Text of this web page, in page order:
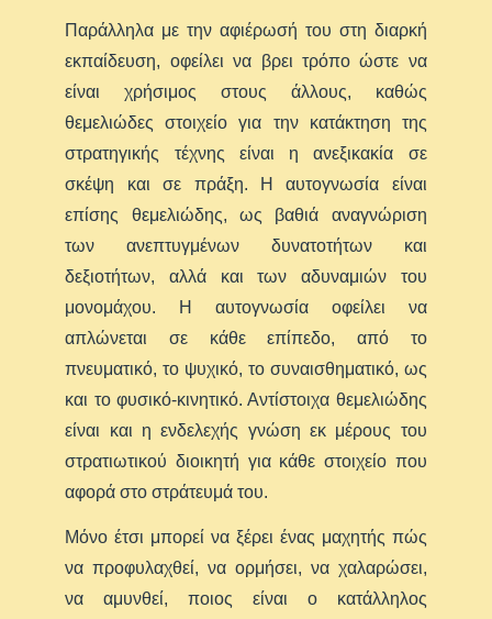
Παράλληλα με την αφιέρωσή του στη διαρκή
εκπαίδευση, οφείλει να βρει τρόπο ώστε να
είναι χρήσιμος στους άλλους, καθώς
θεμελιώδες στοιχείο για την κατάκτηση της
στρατηγικής τέχνης είναι η ανεξικακία σε
σκέψη και σε πράξη. Η αυτογνωσία είναι
επίσης θεμελιώδης, ως βαθιά αναγνώριση
των ανεπτυγμένων δυνατοτήτων και
δεξιοτήτων, αλλά και των αδυναμιών του
μονομάχου. Η αυτογνωσία οφείλει να
απλώνεται σε κάθε επίπεδο, από το
πνευματικό, το ψυχικό, το συναισθηματικό, ως
και το φυσικό-κινητικό. Αντίστοιχα θεμελιώδης
είναι και η ενδελεχής γνώση εκ μέρους του
στρατιωτικού διοικητή για κάθε στοιχείο που
αφορά στο στράτευμά του.
Μόνο έτσι μπορεί να ξέρει ένας μαχητής πώς
να προφυλαχθεί, να ορμήσει, να χαλαρώσει,
να αμυνθεί, ποιος είναι ο κατάλληλος